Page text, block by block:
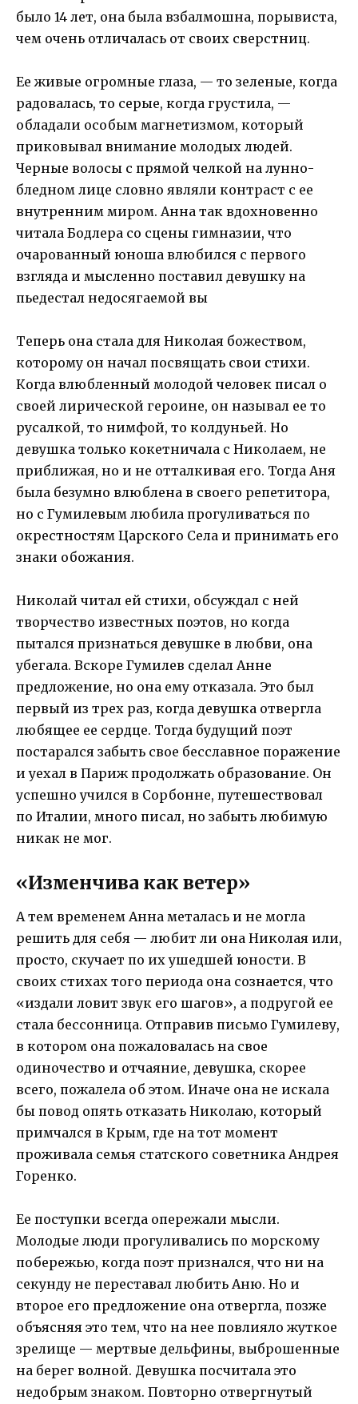
было 14 лет, она была взбалмошна, порывиста,
чем очень отличалась от своих сверстниц.
Ее живые огромные глаза, — то зеленые, когда
радовалась, то серые, когда грустила, —
обладали особым магнетизмом, который
приковывал внимание молодых людей.
Черные волосы с прямой челкой на лунно-
бледном лице словно являли контраст с ее
внутренним миром. Анна так вдохновенно
читала Бодлера со сцены гимназии, что
очарованный юноша влюбился с первого
взгляда и мысленно поставил девушку на
пьедестал недосягаемой вы
Теперь она стала для Николая божеством,
которому он начал посвящать свои стихи.
Когда влюбленный молодой человек писал о
своей лирической героине, он называл ее то
русалкой, то нимфой, то колдуньей. Но
девушка только кокетничала с Николаем, не
приближая, но и не отталкивая его. Тогда Аня
была безумно влюблена в своего репетитора,
но с Гумилевым любила прогуливаться по
окрестностям Царского Села и принимать его
знаки обожания.
Николай читал ей стихи, обсуждал с ней
творчество известных поэтов, но когда
пытался признаться девушке в любви, она
убегала. Вскоре Гумилев сделал Анне
предложение, но она ему отказала. Это был
первый из трех раз, когда девушка отвергла
любящее ее сердце. Тогда будущий поэт
постарался забыть свое бесславное поражение
и уехал в Париж продолжать образование. Он
успешно учился в Сорбонне, путешествовал
по Италии, много писал, но забыть любимую
никак не мог.
«Изменчива как ветер»
А тем временем Анна металась и не могла
решить для себя — любит ли она Николая или,
просто, скучает по их ушедшей юности. В
своих стихах того периода она сознается, что
«издали ловит звук его шагов», а подругой ее
стала бессонница. Отправив письмо Гумилеву,
в котором она пожаловалась на свое
одиночество и отчаяние, девушка, скорее
всего, пожалела об этом. Иначе она не искала
бы повод опять отказать Николаю, который
примчался в Крым, где на тот момент
проживала семья статского советника Андрея
Горенко.
Ее поступки всегда опережали мысли.
Молодые люди прогуливались по морскому
побережью, когда поэт признался, что ни на
секунду не переставал любить Аню. Но и
второе его предложение она отвергла, позже
объясняя это тем, что на нее повлияло жуткое
зрелище — мертвые дельфины, выброшенные
на берег волной. Девушка посчитала это
недобрым знаком. Повторно отвергнутый